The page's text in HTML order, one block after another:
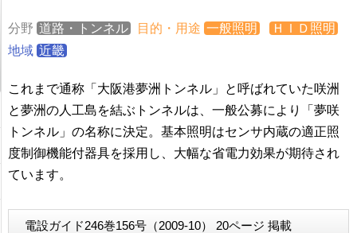
分野 道路・トンネル 目的・用途 一般照明
ＨＩＤ照明
地域 近畿
これまで通称「大阪港夢洲トンネル」と呼ばれていた咲洲
と夢洲の人工島を結ぶトンネルは、一般公募により「夢咲
トンネル」の名称に決定。基本照明はセンサ内蔵の適正照
度制御機能付器具を採用し、大幅な省電力効果が期待され
ています。
電設ガイド246巻156号（2009-10） 20ページ 掲載